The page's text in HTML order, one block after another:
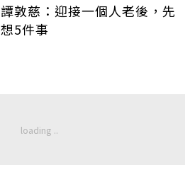
譚敦慈：迎接一個人老後，先
想5件事